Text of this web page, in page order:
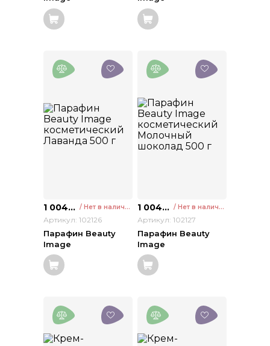
косметический
Алоэ вера 500 г
косметический
Хлопок 500 г
1 004
₽ / Нет в наличии
Артикул: 102126
Парафин Beauty
Image
косметический
Лаванда 500 г
1 004
₽ / Нет в наличии
Артикул: 102127
Парафин Beauty
Image
косметический
Молочный шоколад
500 г